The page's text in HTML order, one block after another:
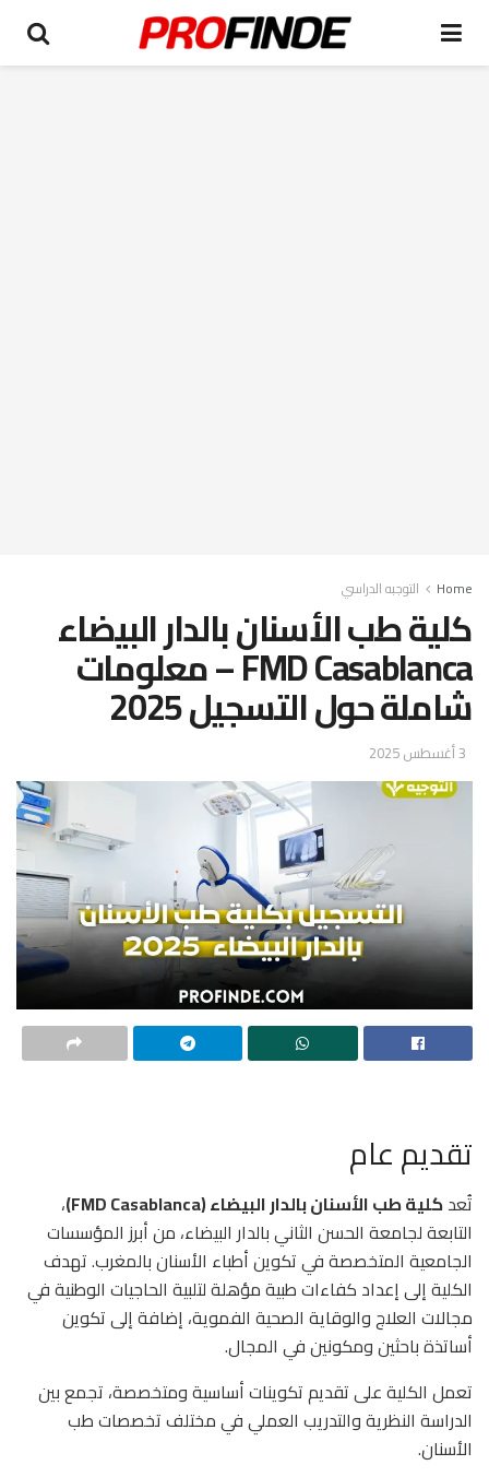
Home التوجبه الدراسي
كلية طب الأسنان بالدار البيضاء
FMD Casablanca – معلومات
شاملة حول التسجيل 2025
3 أغسطس 2025
تقديم عام
تُعدكلية طب الأسنان بالدار البيضاء (FMD Casablanca)
،
التابعة لجامعة الحسن الثاني بالدار البيضاء، من أبرز المؤسسات
الجامعية المتخصصة في تكوين أطباء الأسنان بالمغرب. تهدف
الكلية إلى إعداد كفاءات طبية مؤهلة لتلبية الحاجيات الوطنية في
مجالات العلاج والوقاية الصحية الفموية، إضافة إلى تكوين
أساتذة باحثين ومكونين في المجال.
تعمل الكلية على تقديم تكوينات أساسية ومتخصصة، تجمع بين
الدراسة النظرية والتدريب العملي في مختلف تخصصات طب
الأسنان.